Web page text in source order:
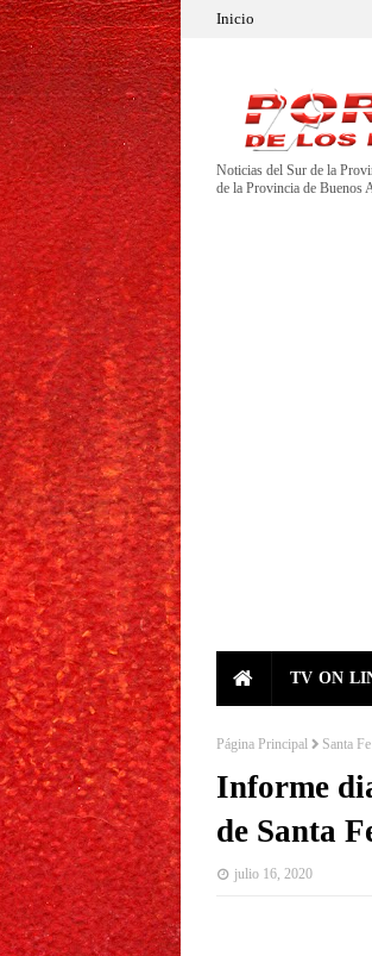
Inicio
Noticias del Sur de la
de la Provincia de Buenos
TV ON
Página Principal Santa Fe
Informe
de Santa
julio 16, 2020